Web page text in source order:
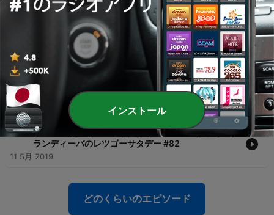
22 3月 2019
4月4日はオネエの日 2019.04.06 ナジャ・グランデ
ィーバのレツゴーサタデー #81
06 4月 2019
175 - 50代3人による醜い争い 2026.07.18 ナジャ・グラン
ディーバのレツゴーサタデー #261
18 7月 2026
174 - オンエア前のイベントで大惨事 20190511 ナジャ・グ
ランディーバのレツゴーサタデー #82
11 5月 2019
どのくらいのエピソード
インストール